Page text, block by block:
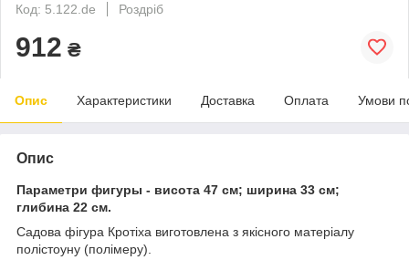
Код: 5.122.de
Роздріб
912 ₴
Опис Характеристики Доставка Оплата Умови
Опис
Параметри фигуры - висота 47 см; ширина 33 см;
глибина 22 см.
Cадова фігура Кротіха виготовлена з якісного матеріалу
полістоуну (полімеру).